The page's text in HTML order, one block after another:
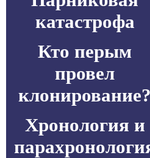
катастрофа
Кто перым
провел
клонирование?
Хронология и